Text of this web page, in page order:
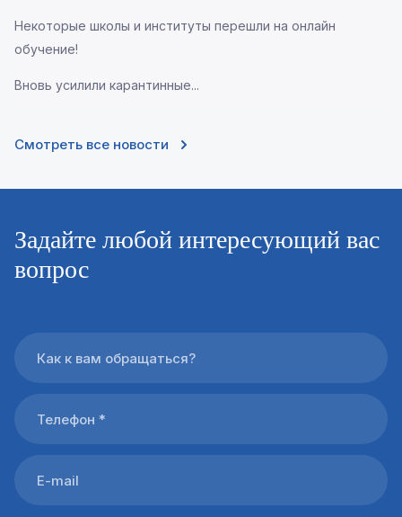
Некоторые школы и институты перешли на онлайн
обучение!
Вновь усилили карантинные...
Смотреть все новости
Задайте любой интересующий вас
вопрос